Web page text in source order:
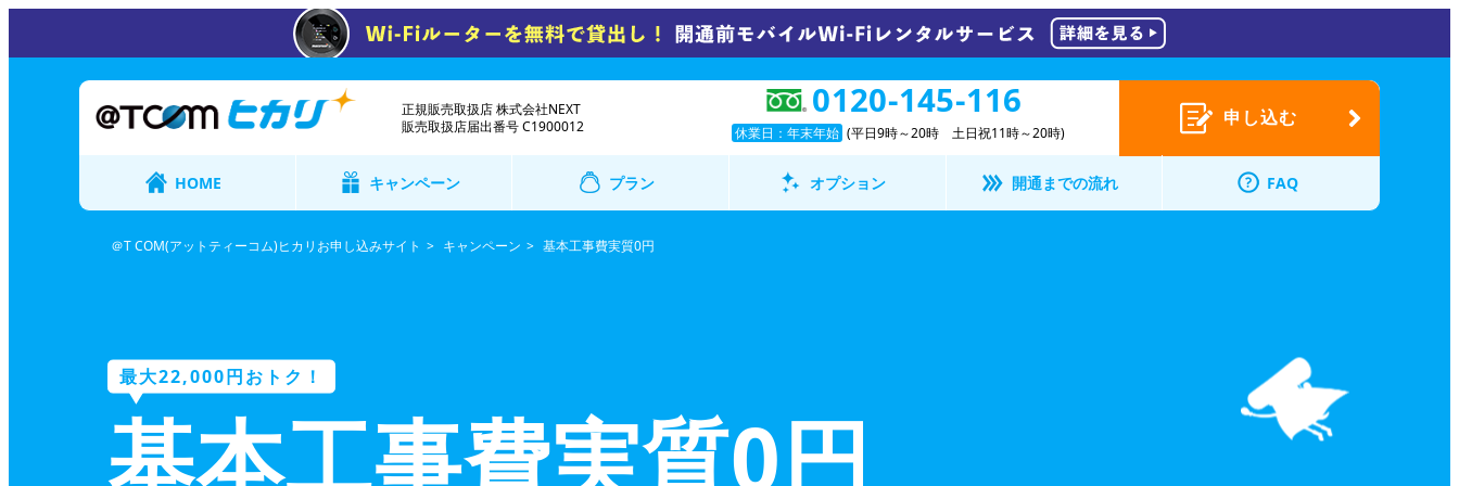
正規販売取扱店 株式会社NEXT
販売取扱店届出番号 C1900012
0120-145-116
休業日：年末年始 (平日9時～20時 土日祝11時～20時)
申し込む
HOME キャンペーン プラン オプション 開通までの流れ FAQ
＠T COM(アットティーコム)ヒカリお申し込みサイト キャンペーン 基本工事費実質0円
最大22,000円おトク！
基本工事費実質0円